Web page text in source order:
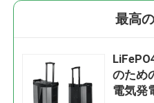
最高
のため
電気発